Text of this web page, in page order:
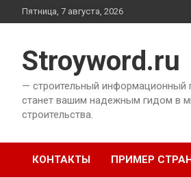
Перейти
к
Пятница, 7 августа, 2026
Stroyword.ru
— строительный информационный
станет вашим надежным гидом в
строительства.
КОНТАКТЫ ПРИМЕР